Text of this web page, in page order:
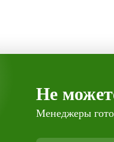
Не
Менеджеры